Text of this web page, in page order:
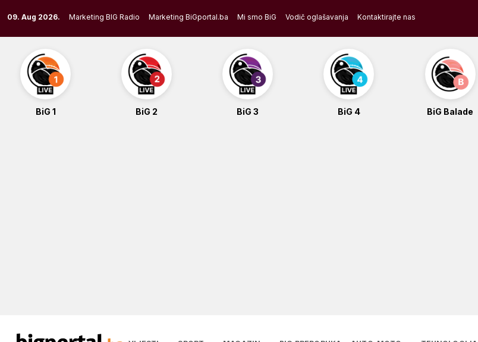
to
content
09. Aug 2026. Marketing BIG Radio Marketing BiGportal.ba Mi smo BiG Vodič oglašavanja Kontaktirajte nas
BiG 1 BiG 2 BiG 3 BiG 4 BiG Balade